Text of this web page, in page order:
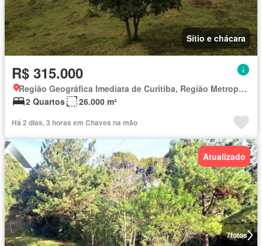
Sítio e chácara
R$ 315.000
Região Geográfica Imediata de Curitiba, Região Metropolitana de Curitiba
2 Quartos
26.000 m²
Há 2 dias, 3 horas em Chaves na mão
7fotos
Atualizado